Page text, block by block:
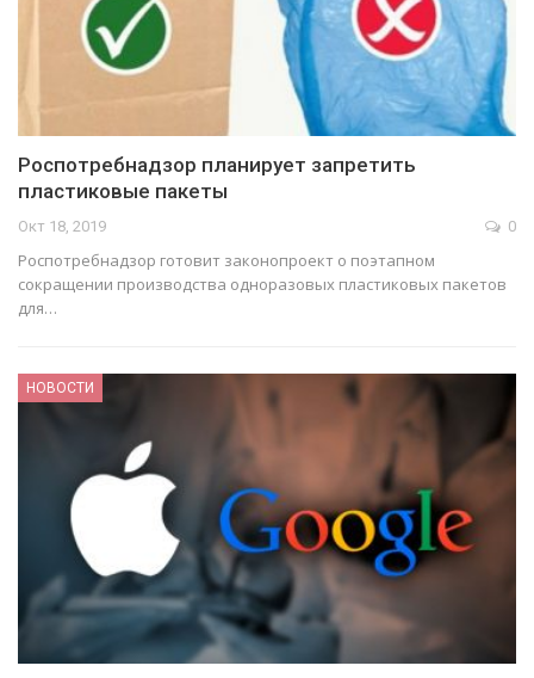
Роспотребнадзор планирует запретить
пластиковые пакеты
Окт 18, 2019 0
Роспотребнадзор готовит законопроект о поэтапном
сокращении производства одноразовых пластиковых пакетов
для…
НОВОСТИ